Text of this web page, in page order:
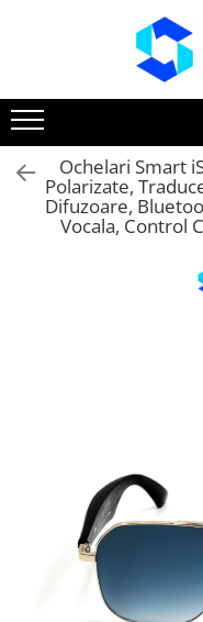
Trotinete electrice
Piese si accesorii
Ochelari Smart
Polarizate,
Difuzoare,
Vocala, Control